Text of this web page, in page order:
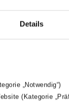
Details
„Notwendig“)
(Kategorie